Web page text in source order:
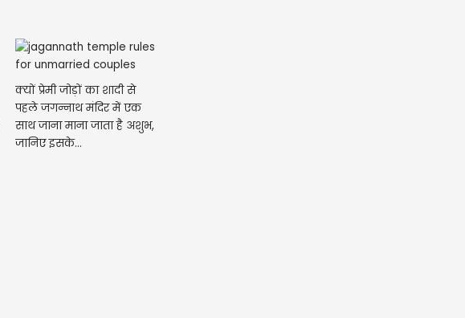
क्यों प्रेमी जोड़ों का शादी से
पहले जगन्नाथ मंदिर में एक
साथ जाना माना जाता है अशुभ,
जानिए इसके...